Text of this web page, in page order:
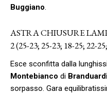
Buggiano.
ASTRA CHIUSURE
2 (25-23; 25-23; 18-25; 22-
Esce sconfitta dalla
Montebianco di
sorpasso. Gara